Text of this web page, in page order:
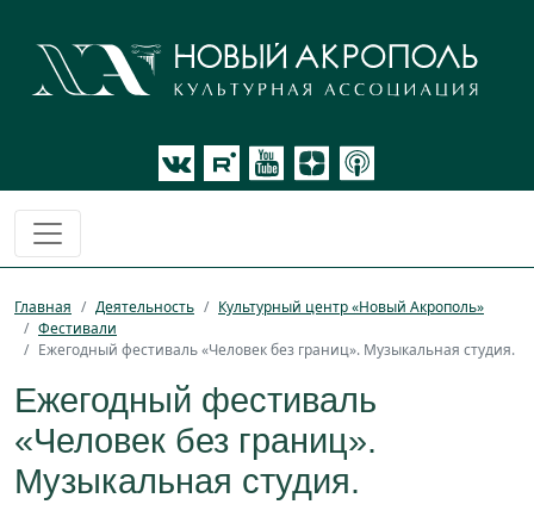
Главная Деятельность
Культурный центр «Новый Акрополь»
Фестивали
Ежегодный фестиваль «Человек без границ». Музыкальная студия.
Ежегодный фестиваль
«Человек без границ».
Музыкальная студия.